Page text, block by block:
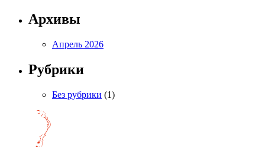
Архивы
Апрель 2026
Рубрики
Без рубрики (1)